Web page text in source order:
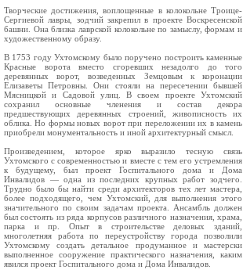
Творческие достижения, воплощенные в колокольне Троице-
Сергиевой лавры, зодчий закрепил в проекте Воскресенской
башни. Она близка лаврской колокольне по замыслу, формам и
художественному образу.
В 1753 году Ухтомскому было поручено построить каменные
Красные ворота вместо сгоревших незадолго до того
деревянных ворот, возведенных Земцовым к коронации
Елизаветы Петровны. Они стояли на пересечении бывшей
Мясницкой и Садовой улиц. В своем проекте Ухтомский
сохранил основные членения и состав декора
предшествующих деревянных строений, живописность их
облика. Но формы новых ворот при переложении их в камень
приобрели монументальность и иной архитектурный смысл.
Произведением, которое ярко выразило тесную связь
Ухтомского с современностью и вместе с тем его устремления
к будущему, был проект Госпитального дома и Дома
Инвалидов — одна из последних крупных работ зодчего.
Трудно было бы найти среди архитекторов тех лет мастера,
более подходящего, чем Ухтомский, для выполнения этого
значительного по своим задачам проекта. Ансамбль должен
был состоять из ряда корпусов различного назначения, храма,
парка и пр. Опыт в строительстве деловых зданий,
многолетняя работа по переустройству города позволили
Ухтомскому создать детальное продуманное и мастерски
выполненное сооружение практического назначения, каким
явился проект Госпитального дома и Дома Инвалидов.